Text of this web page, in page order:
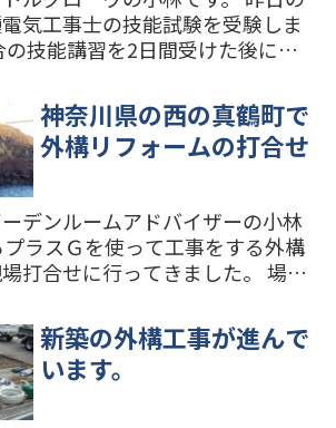
気工事士の技能試験を受験しま
の技能講習を2日間受けた後に、
験の課題を40分の時間内に完成
神奈川県の西の真鶴町で
外構リフォームの打合せ
デンルームアドバイザーの小林
ラスＧを使って工事をする外構
打合せに行ってきました。 場所
だと遠いな…と思うかもしれま
... 新築の外構工事が進んで
います。